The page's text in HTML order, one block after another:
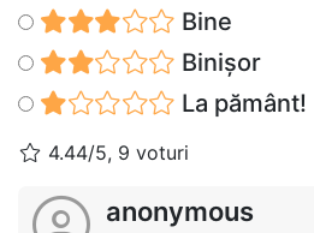
Bine
Binișor
La pământ!
4.44/5, 9 voturi
anonymous